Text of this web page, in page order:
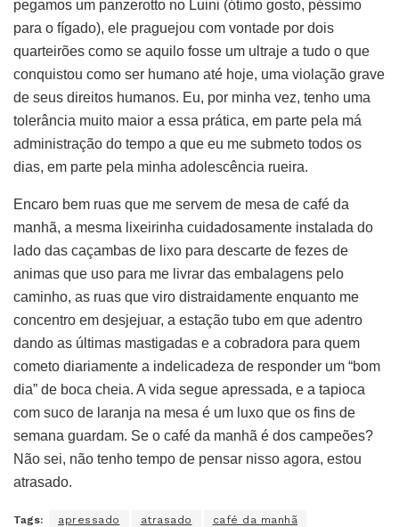
pegamos um panzerotto no Luini (ótimo gosto, péssimo
para o fígado), ele praguejou com vontade por dois
quarteirões como se aquilo fosse um ultraje a tudo o que
conquistou como ser humano até hoje, uma violação grave
de seus direitos humanos. Eu, por minha vez, tenho uma
tolerância muito maior a essa prática, em parte pela má
administração do tempo a que eu me submeto todos os
dias, em parte pela minha adolescência rueira.
Encaro bem ruas que me servem de mesa de café da
manhã, a mesma lixeirinha cuidadosamente instalada do
lado das caçambas de lixo para descarte de fezes de
animas que uso para me livrar das embalagens pelo
caminho, as ruas que viro distraidamente enquanto me
concentro em desjejuar, a estação tubo em que adentro
dando as últimas mastigadas e a cobradora para quem
cometo diariamente a indelicadeza de responder um “bom
dia” de boca cheia. A vida segue apressada, e a tapioca
com suco de laranja na mesa é um luxo que os fins de
semana guardam. Se o café da manhã é dos campeões?
Não sei, não tenho tempo de pensar nisso agora, estou
atrasado.
Tags: apressado atrasado café da manhã